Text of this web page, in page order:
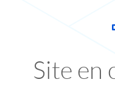
Site en